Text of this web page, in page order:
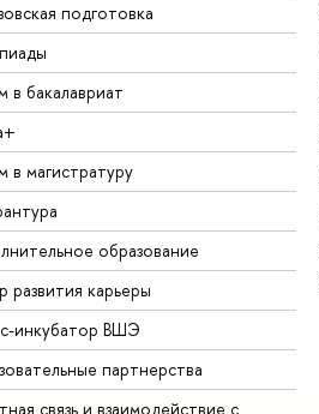
подготовка
в бакалавриат
в магистратуру
образование
развития карьеры
инкубатор ВШЭ
партнерства
связь и взаимодействие с